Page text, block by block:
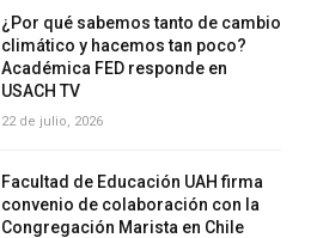
¿Por qué sabemos tanto de cambio
climático y hacemos tan poco?
Académica FED responde en
USACH TV
22 de julio, 2026
Facultad de Educación UAH firma
convenio de colaboración con la
Congregación Marista en Chile